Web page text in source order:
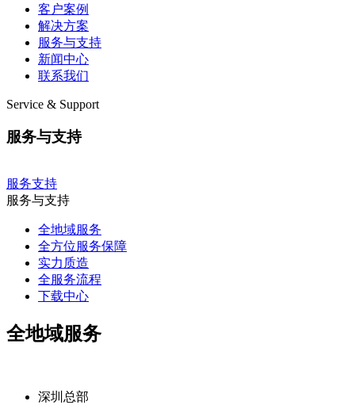
客户案例
解决方案
服务与支持
新闻中心
联系我们
Service & Support
服务与支持
服务支持
服务与支持
全地域服务
全方位服务保障
实力质造
全服务流程
下载中心
全地域服务
深圳总部